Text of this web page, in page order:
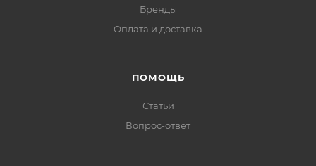
Бренды
Оплата и доставка
ПОМОЩЬ
Статьи
Вопрос-ответ